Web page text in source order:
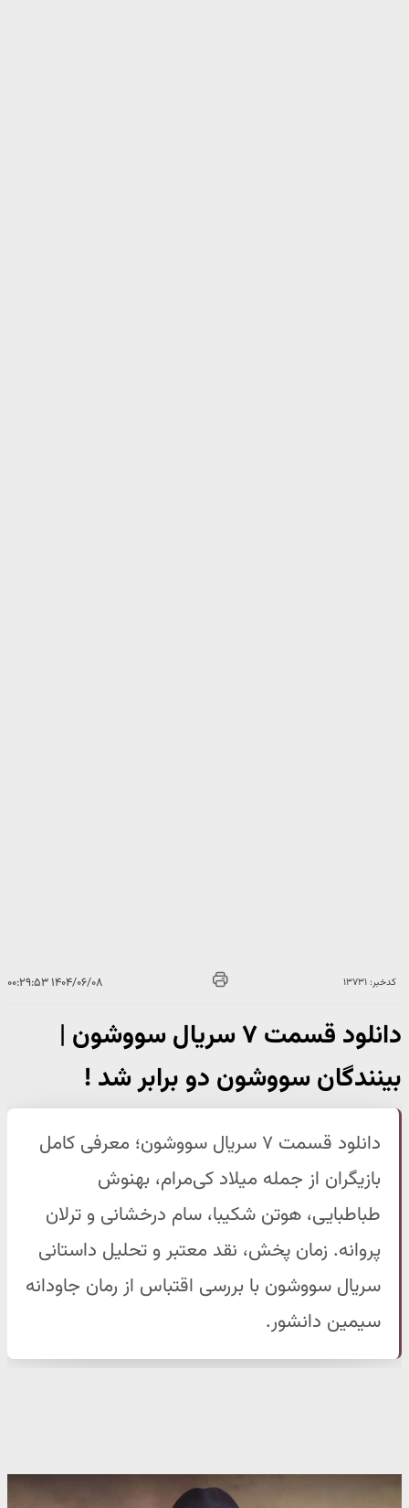
کدخبر: ۱۳۷۳۱ ۱۴۰۴/۰۶/۰۸ ۰۰:۲۹:۵۳
دانلود قسمت ۷ سریال سووشون |
بینندگان سووشون دو برابر شد !
دانلود قسمت ۷ سریال سووشون؛ معرفی کامل
بازیگران از جمله میلاد کی‌مرام، بهنوش
طباطبایی، هوتن شکیبا، سام درخشانی و ترلان
پروانه. زمان پخش، نقد معتبر و تحلیل داستانی
سریال سووشون با بررسی اقتباس از رمان جاودانه
سیمین دانشور.